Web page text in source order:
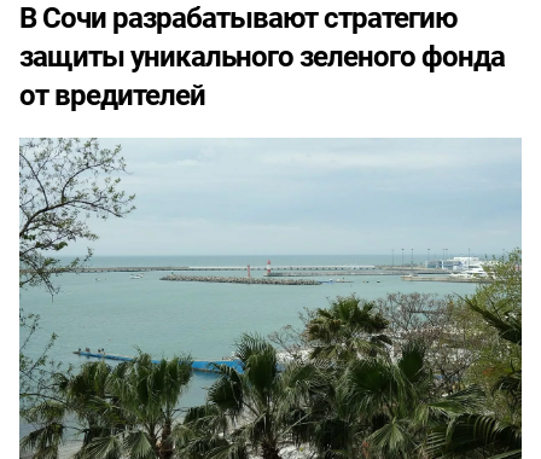
В Сочи разрабатывают стратегию
защиты уникального зеленого фонда
от вредителей